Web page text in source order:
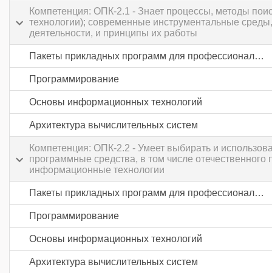
Компетенция: ОПК-2.1 - Знает процессы, методы
технологии); современные инструментальные
деятельности, и принципы их работы
Пакеты прикладных программ для профессиональной деятельности
Программирование
Основы информационных технологий
Архитектура вычислительных систем
Компетенция: ОПК-2.2 - Умеет выбирать и
программные средства, в том числе
информационные технологии
Пакеты прикладных программ для профессиональной деятельности
Программирование
Основы информационных технологий
Архитектура вычислительных систем